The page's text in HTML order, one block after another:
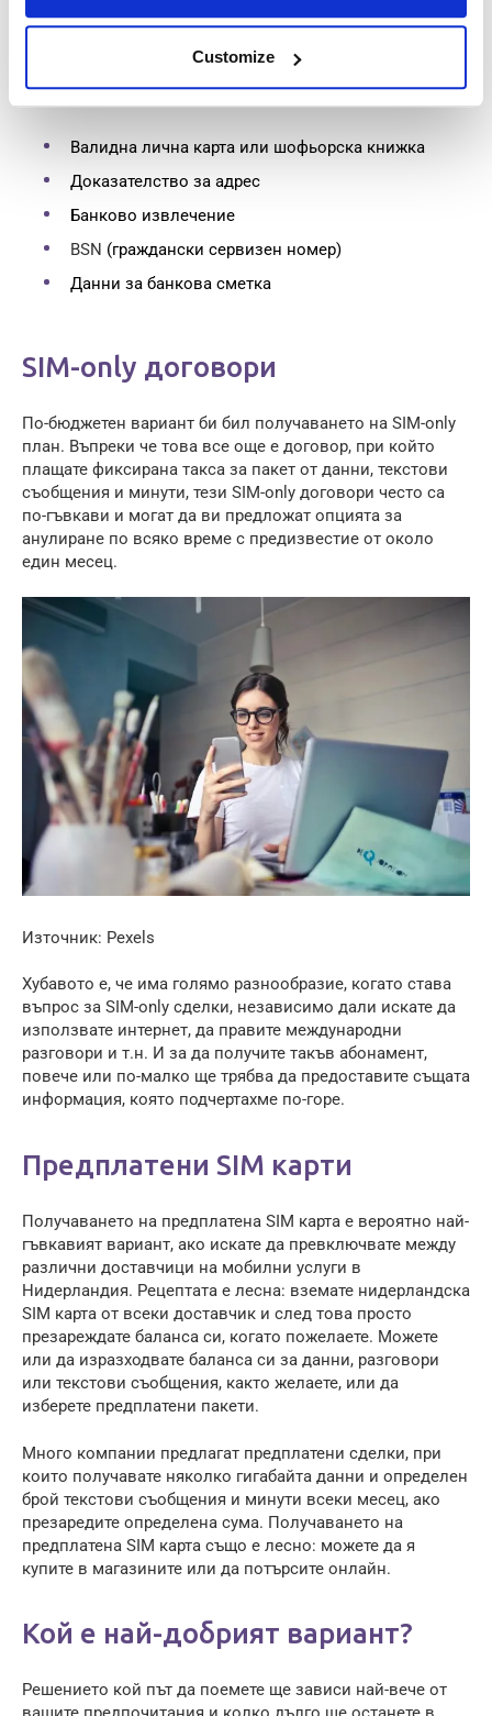
Customize
се ангажирате по някаква причина, най-добре е да
вземете SIM-only оферта или предплатена карта.
За да сключите договор, ще ви трябват:
Валидна лична карта или шофьорска книжка
Доказателство за адрес
Банково извлечение
BSN (граждански сервизен номер)
Данни за банкова сметка
SIM-only договори
По-бюджетен вариант би бил получаването на SIM-only
план. Въпреки че това все още е договор, при който
плащате фиксирана такса за пакет от данни, текстови
съобщения и минути, тези SIM-only договори често са
по-гъвкави и могат да ви предложат опцията за
анулиране по всяко време с предизвестие от около
един месец.
Източник: Pexels
Хубавото е, че има голямо разнообразие, когато става
въпрос за SIM-only сделки, независимо дали искате да
използвате интернет, да правите международни
разговори и т.н. И за да получите такъв абонамент,
повече или по-малко ще трябва да предоставите същата
информация, която подчертахме по-горе.
Предплатени SIM карти
Получаването на предплатена SIM карта е вероятно най-
гъвкавият вариант, ако искате да превключвате между
различни доставчици на мобилни услуги в
Нидерландия. Рецептата е лесна: вземате нидерландска
SIM карта от всеки доставчик и след това просто
презареждате баланса си, когато пожелаете. Можете
или да изразходвате баланса си за данни, разговори
или текстови съобщения, както желаете, или да
изберете предплатени пакети.
Много компании предлагат предплатени сделки, при
които получавате няколко гигабайта данни и определен
брой текстови съобщения и минути всеки месец, ако
презаредите определена сума. Получаването на
предплатена SIM карта също е лесно: можете да я
купите в магазините или да потърсите онлайн.
Кой е най-добрият вариант?
Решението кой път да поемете ще зависи най-вече от